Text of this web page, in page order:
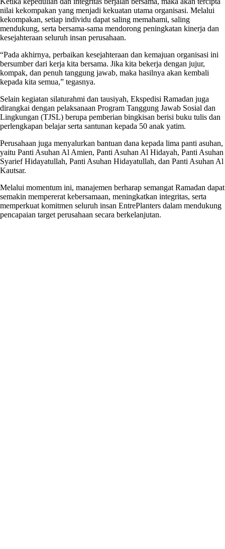
nilai kekompakan yang menjadi kekuatan utama organisasi. Melalui
kekompakan, setiap individu dapat saling memahami, saling
mendukung, serta bersama-sama mendorong peningkatan kinerja dan
kesejahteraan seluruh insan perusahaan.
“Pada akhirnya, perbaikan kesejahteraan dan kemajuan organisasi ini
bersumber dari kerja kita bersama. Jika kita bekerja dengan jujur,
kompak, dan penuh tanggung jawab, maka hasilnya akan kembali
kepada kita semua,” tegasnya.
Selain kegiatan silaturahmi dan tausiyah, Ekspedisi Ramadan juga
dirangkai dengan pelaksanaan Program Tanggung Jawab Sosial dan
Lingkungan (TJSL) berupa pemberian bingkisan berisi buku tulis dan
perlengkapan belajar serta santunan kepada 50 anak yatim.
Perusahaan juga menyalurkan bantuan dana kepada lima panti asuhan,
yaitu Panti Asuhan Al Amien, Panti Asuhan Al Hidayah, Panti Asuhan
Syarief Hidayatullah, Panti Asuhan Hidayatullah, dan Panti Asuhan Al
Kautsar.
Melalui momentum ini, manajemen berharap semangat Ramadan dapat
semakin mempererat kebersamaan, meningkatkan integritas, serta
memperkuat komitmen seluruh insan EntrePlanters dalam mendukung
pencapaian target perusahaan secara berkelanjutan.